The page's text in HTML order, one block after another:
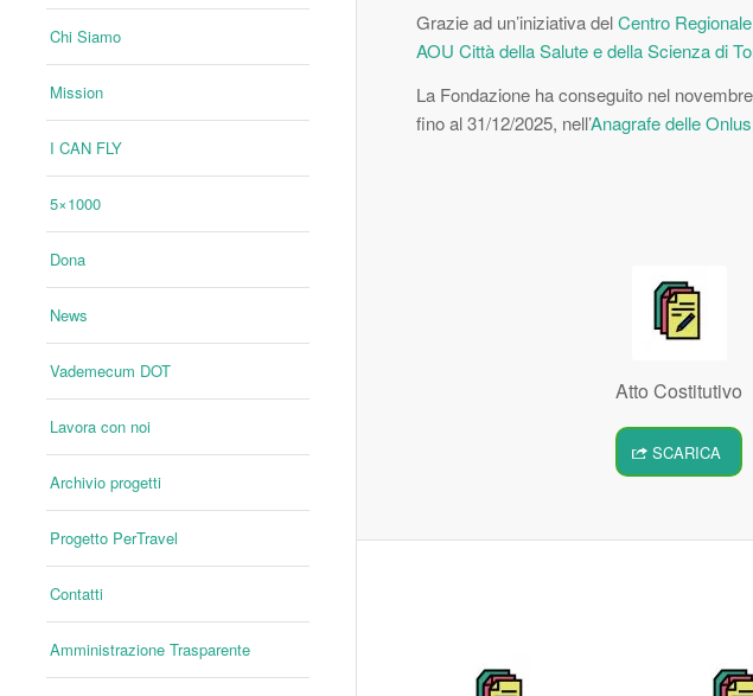
Chi Siamo
Mission
I CAN FLY
5×1000
Dona
News
Vademecum DOT
Lavora con noi
Archivio progetti
Progetto PerTravel
Contatti
Amministrazione Trasparente
Grazie ad un’iniziativa delCentro
AOU Città della Salute e della Scienza di
La Fondazione ha conseguito nel
fino al 31/12/2025, nell’Anagrafe delle Onlus
Atto Costitutivo
SCARICA